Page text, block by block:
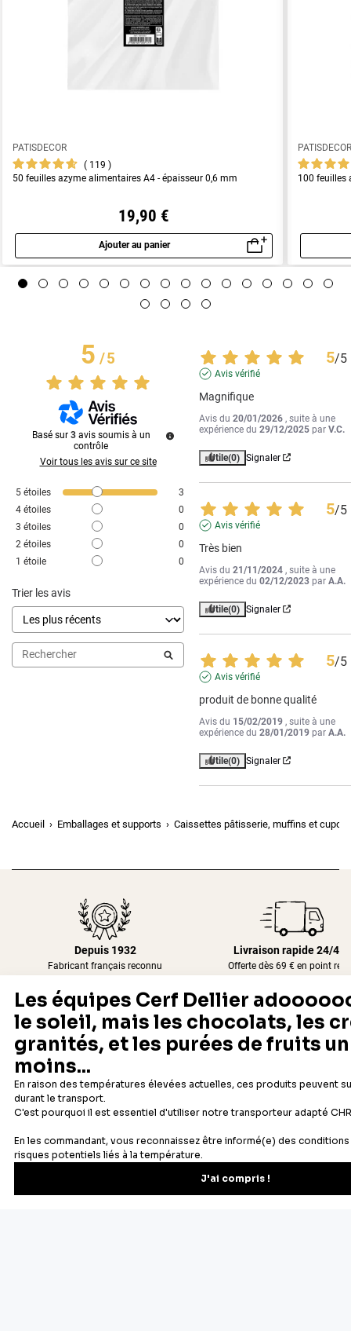
PATISDECOR
119
50 feuilles azyme alimentaires A4 - épaisseur 0,6 mm
19,90 €
Ajouter au panier
Aperçu rapide
100 feuilles
5/5
Basé sur 3 avis soumis à un
contrôle
Voir tous les avis sur ce site
5 étoiles
3
4 étoiles
0
3 étoiles
0
2 étoiles
0
1 étoile 0
Trier les avis
5/5
Avis vérifié
Magnifique
Avis du20/01/2026 , suite à une
expérience du29/12/2025 parV.C.
Utile(0) Signaler
5/5
Avis vérifié
Très bien
Avis du21/11/2024 , suite à une
expérience du02/12/2023 parA.A.
Utile(0) Signaler
5/5
Avis vérifié
produit de bonne qualité
Avis du 15/02/2019 , suite à une
expérience du28/01/2019 parA.A.
Utile(0) Signaler
Accueil Emballages et supports Caissettes pâtisserie, muffins et
Depuis 1932
Fabricant français reconnu
Livraison rapide 24/48h
Offerte dès 69 € en point
Newsletter
Recevez les recettes, astuces et offres spéciales.
S'inscrire
Vous pourrez vous désinscrire depuis votre espace client.